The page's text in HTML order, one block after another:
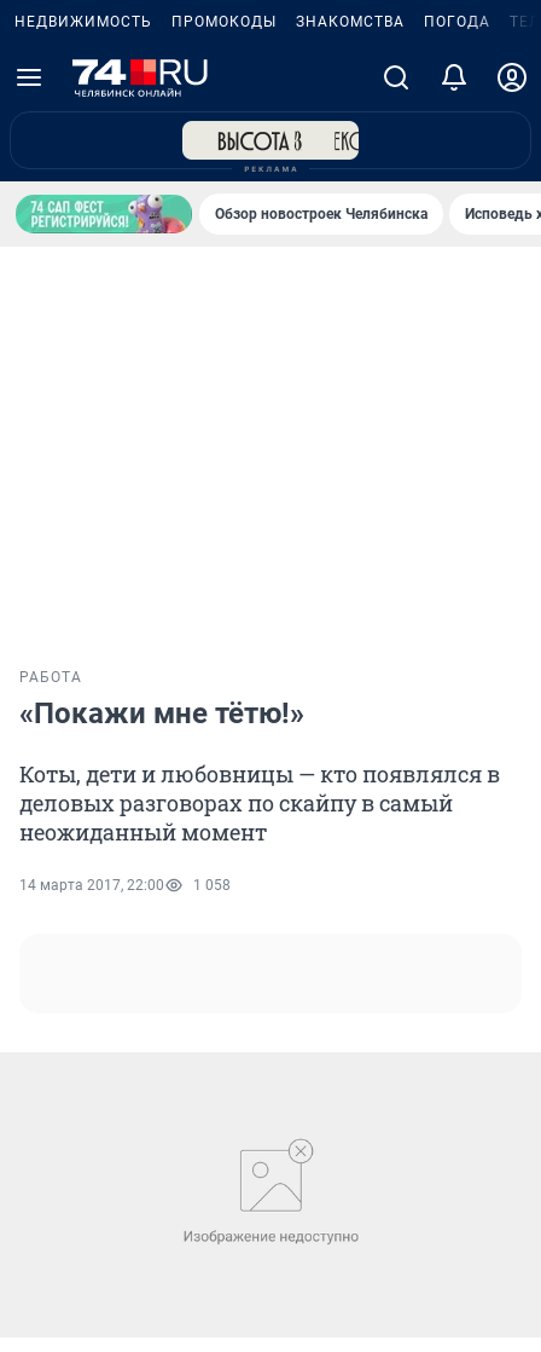
НЕДВИЖИМОСТЬ ПРОМОКОДЫ ЗНАКОМСТВА ПОГОДА
Обзор новостроек Челябинска Исповедь
РАБОТА
«Покажи мне тётю!»
Коты, дети и любовницы — кто появлялся в
деловых разговорах по скайпу в самый
неожиданный момент
14 марта 2017, 22:00 1 058